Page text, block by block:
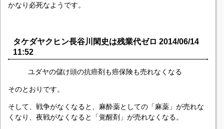
かなり必死なようです。
タケダヤクヒン長谷川閑史は残業代ゼロ 2014/06/14
11:52
ユダヤの儲け頭の抗癌剤も癌保険も売れなくなる
そのとおりです。
そして、戦争がなくなると、麻酔薬としての「麻薬」が売れな
くなり、夜戦がなくなると「覚醒剤」が売れなくなる。